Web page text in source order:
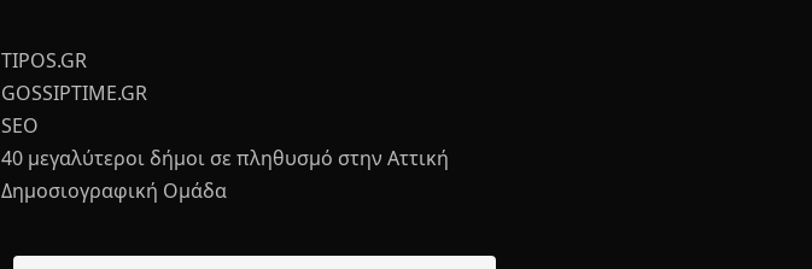
TIPOS.GR
GOSSIPTIME.GR
SEO
40 μεγαλύτεροι δήμοι σε πληθυσμό στην Αττική
Δημοσιογραφική Ομάδα